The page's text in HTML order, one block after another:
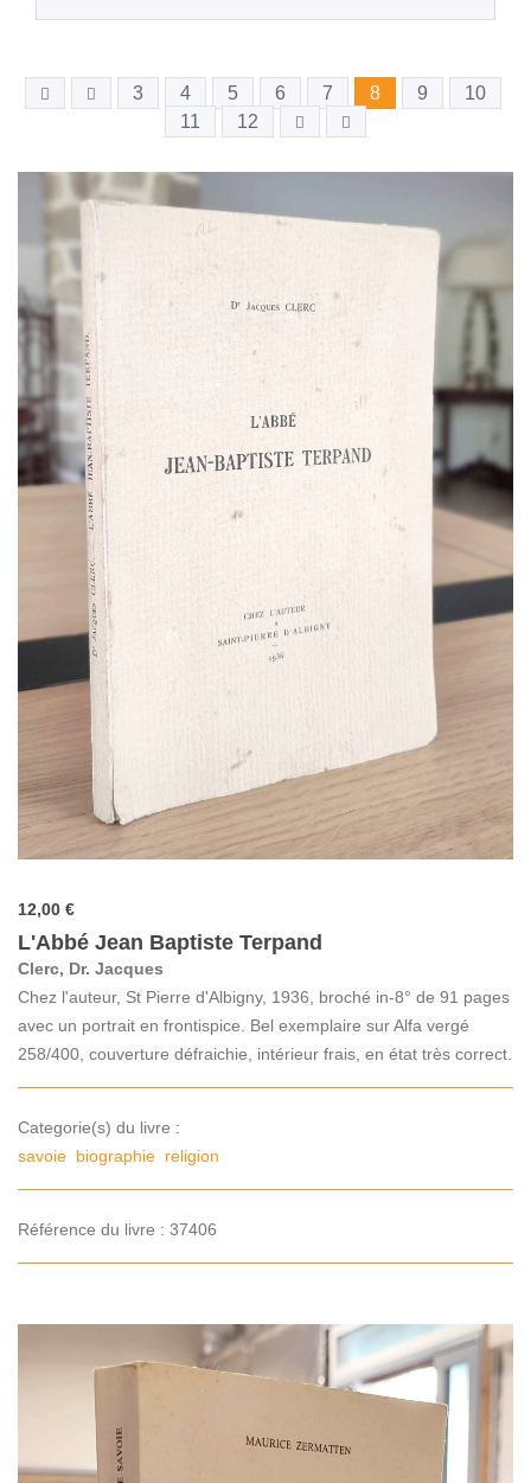
3 4 5 6 7 8 9
10
11
12
12,00 €
L'Abbé Jean Baptiste Terpand
Clerc, Dr. Jacques
Chez l'auteur, St Pierre d'Albigny, 1936, broché in-8° de 91 pages
avec un portrait en frontispice. Bel exemplaire sur Alfa vergé
258/400, couverture défraichie, intérieur frais, en état très correct.
Categorie(s) du livre :
savoie biographie religion
Référence du livre : 37406